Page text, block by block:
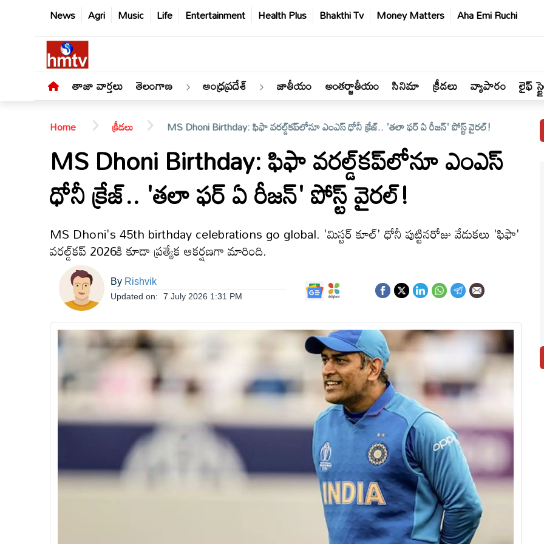
News Agri Music Life Entertainment Health Plus Bhakthi Tv Money Matters Aha Emi Ruchi
తాజా వార్తలు తెలంగాణ ఆంధ్రప్రదేశ్ జాతీయం అంతర్జాతీయం సినిమా క్రీడలు వ్యాపారం లైఫ్
తెలంగాణ
ఆంధ్రప్రదేశ్
అంతర్జాతీయం
Home క్రీడలు MS Dhoni Birthday: ఫిఫా వరల్డ్‌కప్‌లోనూ ఎంఎస్ ధోనీ క్రేజ్.. 'తలా ఫర్ ఏ రీజన్' పోస్ట్ వైరల్!
MS Dhoni Birthday: ఫిఫా వరల్డ్‌కప్‌లోనూ ఎంఎస్
ధోనీ క్రేజ్.. 'తలా ఫర్ ఏ రీజన్' పోస్ట్ వైరల్!
MS Dhoni's 45th birthday celebrations go global. 'మిస్టర్ కూల్' ధోనీ పుట్టినరోజు వేడుకలు 'ఫిఫా'
వరల్డ్‌కప్ 2026కి కూడా ప్రత్యేక ఆకర్షణగా మారింది.
By Rishvik
Updated on: 7 July 2026 1:31 PM